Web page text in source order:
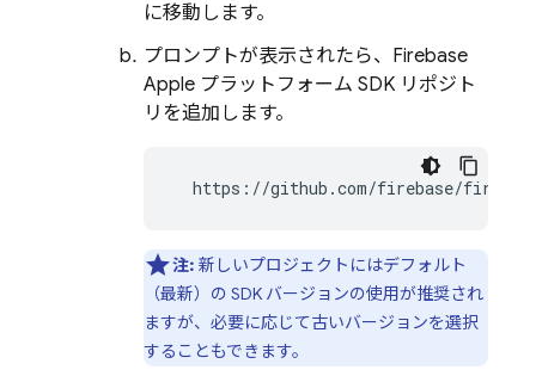
に移動します。
プロンプトが表示されたら、Firebase
Apple プラットフォーム SDK リポジト
リを追加します。
https://github.com/firebase/
注: 新しいプロジェクトにはデフォルト
（最新）の SDK バージョンの使用が推奨され
ますが、必要に応じて古いバージョンを選択
することもできます。